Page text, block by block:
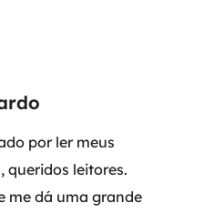
por ler meus
queridos leitores.
me dá uma grande